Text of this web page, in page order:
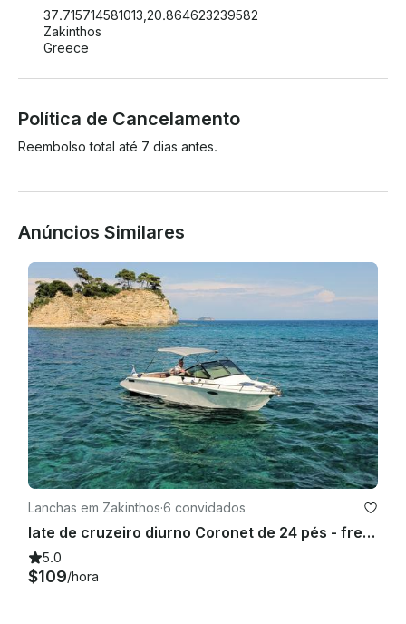
37.715714581013,20.864623239582
Zakinthos
Greece
Política de Cancelamento
Reembolso total até 7 dias antes.
Anúncios Similares
Lanchas em Zakinthos·6 convidados
Iate de cruzeiro diurno Coronet de 24 pés - frete com capitão na Ilha de Zakynthos
5.0
$109/hora